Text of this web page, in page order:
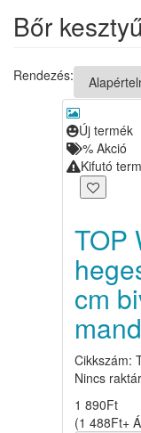
Bőr
Rendezés:
Új termék
% Akció
Kifutó
TOP
cm
Cikkszám:
Nincs
1 890Ft
(1 488Ft+